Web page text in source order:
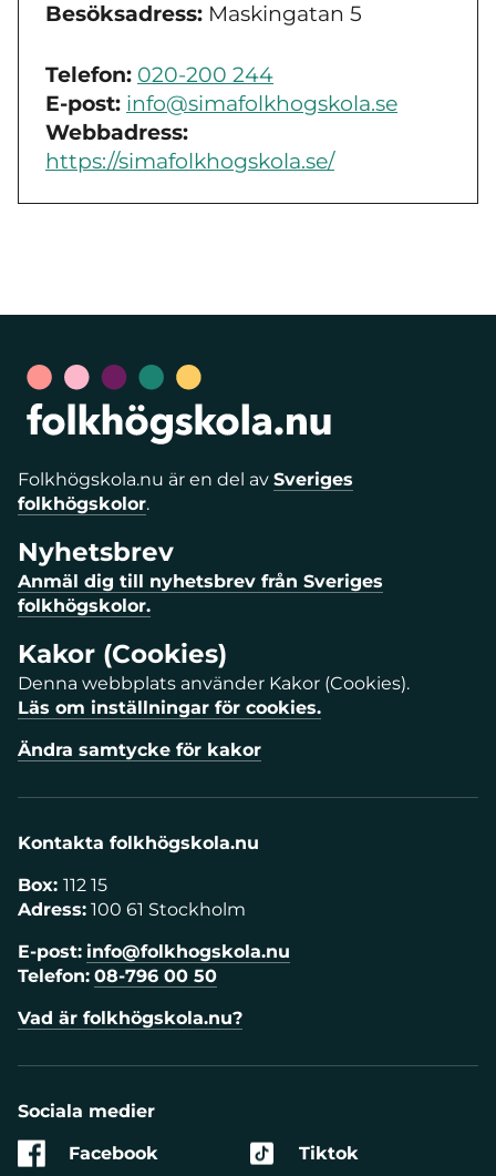
Besöksadress: Maskingatan 5
Telefon: 020-200 244
E-post: info@simafolkhogskola.se
Webbadress:
https://simafolkhogskola.se/
Folkhögskola.nu är en del av Sveriges
folkhögskolor.
Nyhetsbrev
Anmäl dig till nyhetsbrev från Sveriges
folkhögskolor.
Kakor (Cookies)
Denna webbplats använder Kakor (Cookies).
Läs om inställningar för cookies.
Ändra samtycke för kakor
Kontakta folkhögskola.nu
Box: 112 15
Adress: 100 61 Stockholm
E-post: info@folkhogskola.nu
Telefon: 08-796 00 50
Vad är folkhögskola.nu?
Sociala medier
Facebook
Tiktok